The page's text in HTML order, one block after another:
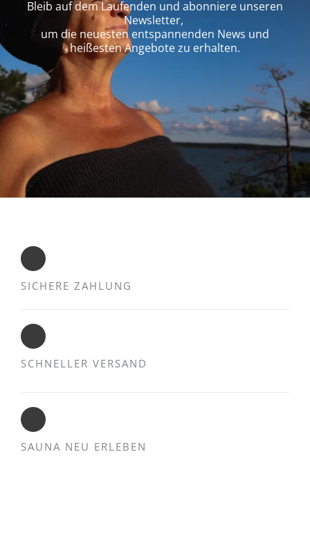
Bleib auf dem Laufenden und abonniere unseren
Newsletter,
um die neuesten entspannenden News und
heißesten Angebote zu erhalten.
SICHERE ZAHLUNG
SCHNELLER VERSAND
SAUNA NEU ERLEBEN